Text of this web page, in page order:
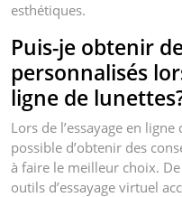
esthétiques.
Puis-je obtenir
personnalisés
ligne de
Lors de l’essayage en
possible d’obtenir des
à faire le meilleur choix.
outils d’essayage virtuel